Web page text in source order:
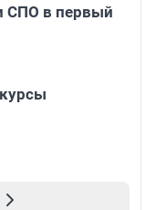
СПО в первый